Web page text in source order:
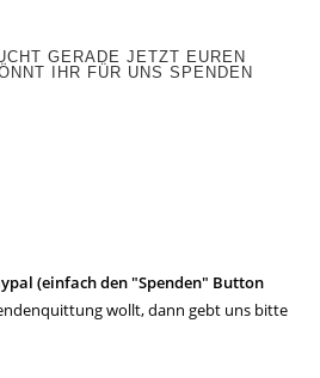
GERADE JETZT EUREN
IHR FÜR UNS SPENDEN
(einfach den "Spenden" Button
wollt, dann gebt uns bitte